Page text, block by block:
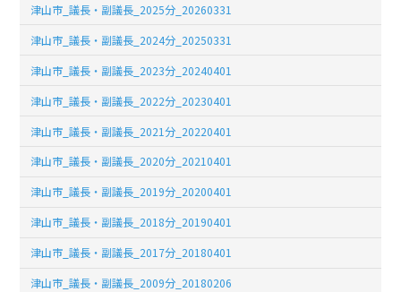
津山市_議長・副議長_2025分_20260331
津山市_議長・副議長_2024分_20250331
津山市_議長・副議長_2023分_20240401
津山市_議長・副議長_2022分_20230401
津山市_議長・副議長_2021分_20220401
津山市_議長・副議長_2020分_20210401
津山市_議長・副議長_2019分_20200401
津山市_議長・副議長_2018分_20190401
津山市_議長・副議長_2017分_20180401
津山市_議長・副議長_2009分_20180206